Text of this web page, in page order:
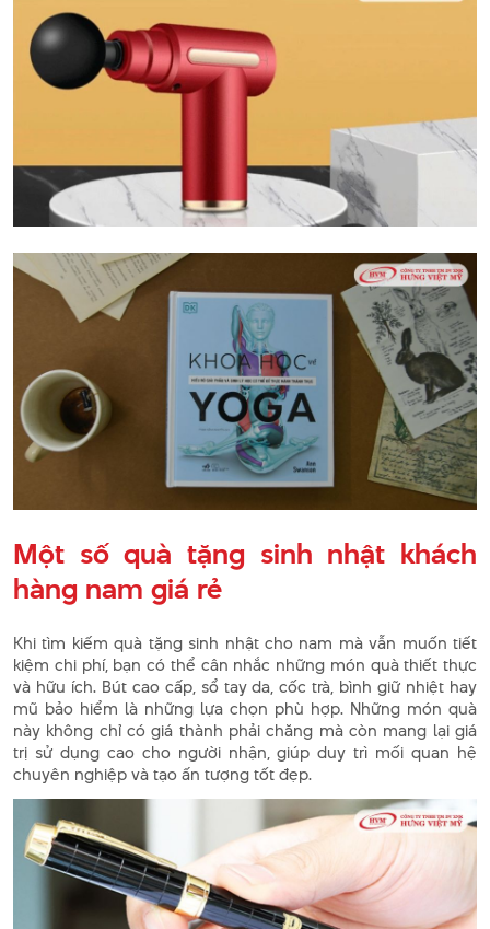
Một số quà tặng sinh nhật khách
hàng nam giá rẻ
Khi tìm kiếm quà tặng sinh nhật cho nam mà vẫn muốn tiết
kiệm chi phí, bạn có thể cân nhắc những món quà thiết thực
và hữu ích. Bút cao cấp, sổ tay da, cốc trà, bình giữ nhiệt hay
mũ bảo hiểm là những lựa chọn phù hợp. Những món quà
này không chỉ có giá thành phải chăng mà còn mang lại giá
trị sử dụng cao cho người nhận, giúp duy trì mối quan hệ
chuyên nghiệp và tạo ấn tượng tốt đẹp.